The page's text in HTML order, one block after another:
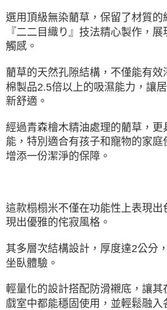
選用頂級無染藺草，保留了材質的
『二二目織り』技法精心製作，
觸感。
藺草的天然孔隙結構，不僅能有效
棉製品2.5倍以上的吸濕能力，讓
新舒適。
經過青森檜木精油處理的藺草，更
能，特別適合有孩子和寵物的家庭
增添一份潔淨的保障。
這款榻榻米不僅在功能性上表現出
現出優雅的侘寂風格。
其多層次結構設計，厚度達2公分
坐臥體驗。
輕量化的設計搭配防滑襯底，讓其
戲室中都能穩固使用，並輕鬆融入